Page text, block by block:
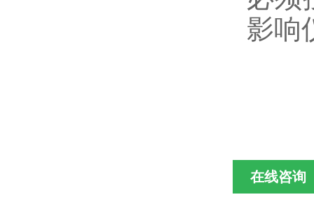
影响
在线咨询